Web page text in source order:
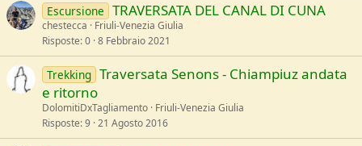
Escursione TRAVERSATA DEL CANAL DI CUNA
chestecca
Friuli-Venezia Giulia
Risposte 0 8 Febbraio 2021
Trekking Traversata Senons - Chiampiuz andata
e ritorno
DolomitiDxTagliamento Friuli-Venezia Giulia
Risposte 9 21 Agosto 2016